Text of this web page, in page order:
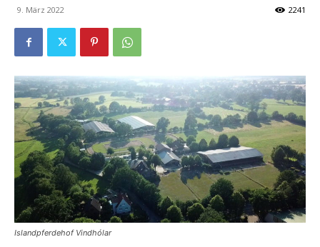
9. März 2022 2241
Islandpferdehof Vindhólar